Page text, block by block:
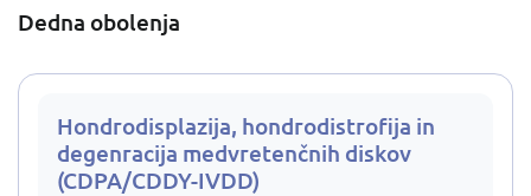
Dedna obolenja
Hondrodisplazija, hondrodistrofija in
degenracija medvretenčnih diskov
(CDPA/CDDY-IVDD)